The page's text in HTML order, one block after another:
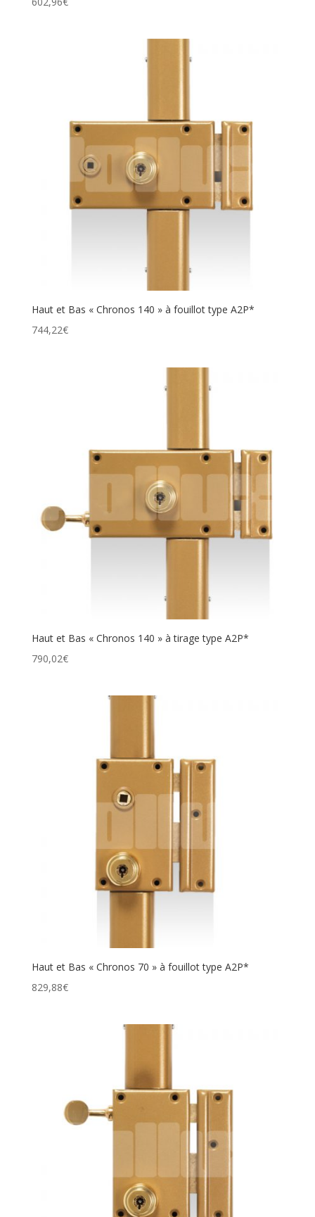
Haut et Bas « Chronos 140 » à fouillot type A2P*
744,22€
Haut et Bas « Chronos 140 » à tirage type A2P*
790,02€
Haut et Bas « Chronos 70 » à fouillot type A2P*
829,88€